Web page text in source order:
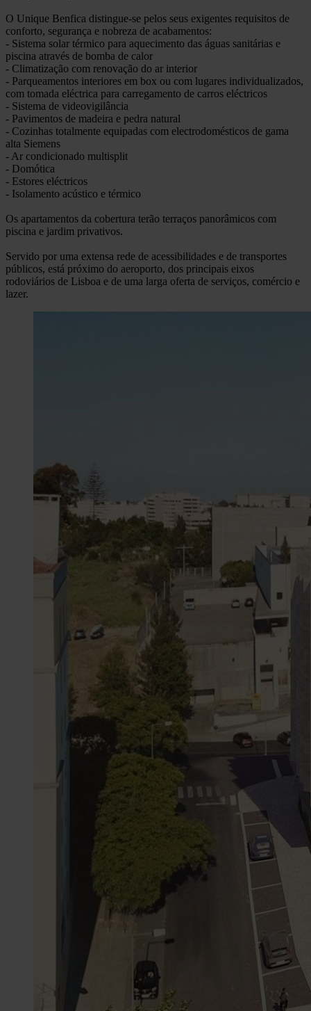
O Unique Benfica distingue-se pelos seus exigentes requisitos de
conforto, segurança e nobreza de acabamentos:
- Sistema solar térmico para aquecimento das águas sanitárias e
piscina através de bomba de calor
- Climatização com renovação do ar interior
- Parqueamentos interiores em box ou com lugares individualizados,
com tomada eléctrica para carregamento de carros eléctricos
- Sistema de videovigilância
- Pavimentos de madeira e pedra natural
- Cozinhas totalmente equipadas com electrodomésticos de gama
alta Siemens
- Ar condicionado multisplit
- Domótica
- Estores eléctricos
- Isolamento acústico e térmico
Os apartamentos da cobertura terão terraços panorâmicos com
piscina e jardim privativos.
Servido por uma extensa rede de acessibilidades e de transportes
públicos, está próximo do aeroporto, dos principais eixos
rodoviários de Lisboa e de uma larga oferta de serviços, comércio e
lazer.